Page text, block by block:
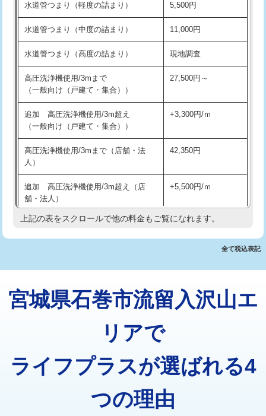
洗面台設置 38,500円
化粧台設置 22,000円
追加人工 16,500円
廃棄・処分 現場見積
※給水管工事は20mmまでの価格です。
交換・取付(排水栓・排水トラップ
22,000円+材料費
持込商品取付（混合水栓）
持込商品取付（浄水器・分岐水栓） 16,500円
業）
排水管工事（追加 排水管工事/3ｍ超
え）
マス交換（土の掘削・埋め戻し作業） 11,000円~
マス交換（深さ50㎝以上） 66,000円
コンクリート斫り（厚さ10㎝超え）
モルタル補修（厚さ10㎝まで） 27,500円
16,500円
水道管つまり（軽度の詰まり） 5,500円
水道管つまり（中度の詰まり） 11,000円
水道管つまり（高度の詰まり） 現地調査
高圧洗浄機使用/3mまで
（一般向け（戸建て・集合））
27,500円～
追加 高圧洗浄機使用/3m超え
（一般向け（戸建て・集合））
+3,300円/ｍ
高圧洗浄機使用/3mまで（店舗・法
人）
42,350円
追加 高圧洗浄機使用/3m超え（店
舗・法人）
+5,500円/ｍ
高度高圧洗浄換 現地調査
トーラー機使用/3mまで 33,000円
追加トーラー機使用/3m超え +3,300円
止水・漏水調査・防水処理・清掃・修
11,000円
止水・漏水調査・防水処理・清掃・修
22,000円
上記の表をスクロールで他の料金もご覧になれます。
全て税込表記
宮城県石巻市流留入沢山エ
リアで
ライフプラスが選ばれる4
つの理由